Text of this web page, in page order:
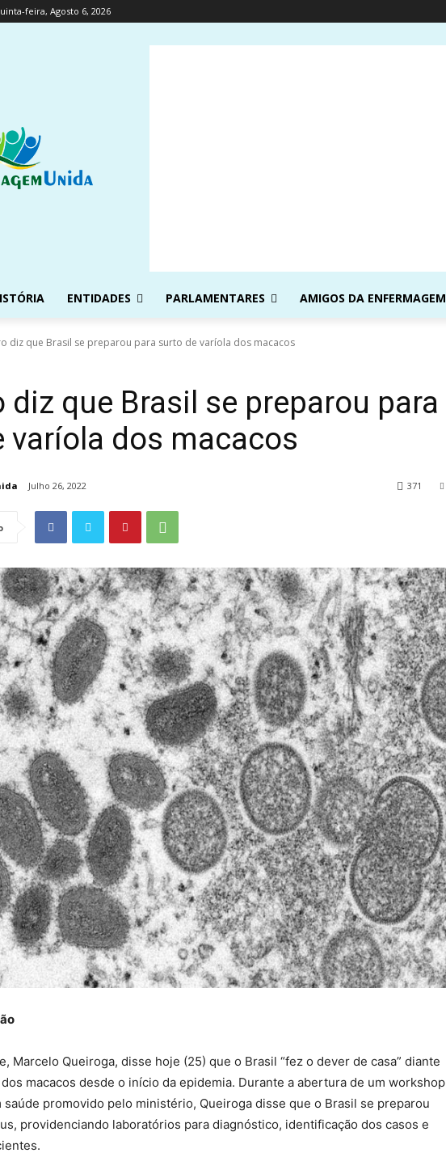
feira, Agosto 6, 2026
ENTIDADES PARLAMENTARES AMIGOS DA ENFERMAGEM
diz que Brasil se preparou para surto de varíola dos macacos
diz que Brasil se preparou para
varíola dos macacos
Julho 26, 2022 371
Marcelo Queiroga, disse hoje (25) que o Brasil “fez o dever de casa” diante
macacos desde o início da epidemia. Durante a abertura de um workshop
saúde promovido pelo ministério, Queiroga disse que o Brasil se preparou
providenciando laboratórios para diagnóstico, identificação dos casos e